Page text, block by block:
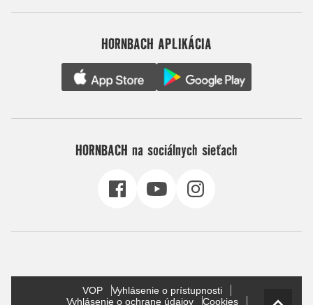
HORNBACH APLIKÁCIA
HORNBACH na sociálnych sieťach
VOP
Vyhlásenie o prístupnosti
Vyhlásenie o ochrane údajov
Cookies